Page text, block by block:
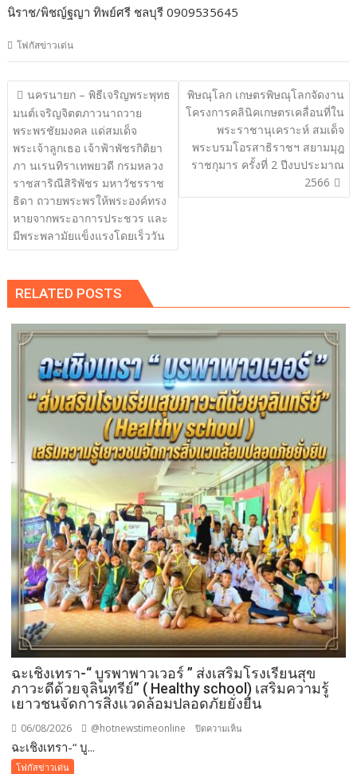
นิราช/พิชญ์ฐญา ทิพย์ศรี ชลบุรี 0909535645
โฟกัสข่าวเด่น
แนะแนว
เรื่อง
นครนายก – พิธีเจริญพระพุทธ
มนต์เจริญจิตตภาวนาถวาย
พระพรชัยมงคล แด่สมเด็จ
พระเจ้าลูกเธอ เจ้าฟ้าพัชรกิติยา
ภา นเรนทิราเทพยวดี กรมหลวง
ราชสาริณีสิริพัชร มหาวัชรราช
ธิดา ถวายพระพรให้พระองค์ทรง
หายจากพระอาการประชวร และ
มีพระพลามัยแข็งแรงโดยเร็ววัน
พิษณุโลก เกษตรพิษณุโลกจัดงาน
โครงการคลินิคเกษตรเคลื่อนที่ใน
พระราชานุเคราะห์ สมเด็จ
พระบรมโอรสาธิราชฯ สยามมุฎ
ราชกุมาร ครั้งที่ 2 ปีงบประมาณ
2566
RELATED POSTS
ฉะเชิงเทรา-​“ บูรพาพาวเวอร์ ” ส่งเสริมโรงเรียนสุข
ภาวะดีด้วยจุลินทรีย์” ( Healthy school) เสริมความรู้
เยาวชนจัดการสิ่งแวดล้อมปลอดภัยยั่งยืน
06/08/2026 @hotnewstimeonline ปิดความเห็น
ฉะเชิงเทรา-​“ บู...
โฟกัสข่าวเด่น